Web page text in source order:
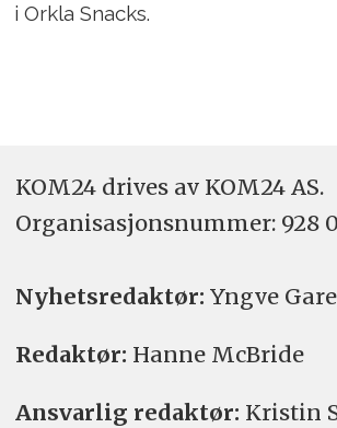
i Orkla Snacks.
KOM24 drives av KOM24 AS.
Organisasjons­nummer: 928
Nyhetsredaktør: Yngve
Redaktør: Hanne McBride
Ansvarlig redaktør: Kristin